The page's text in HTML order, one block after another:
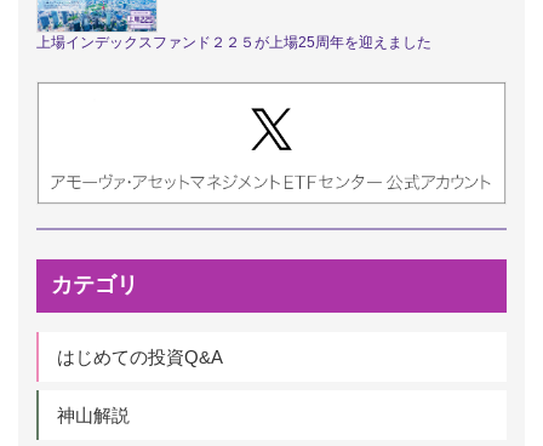
上場インデックスファンド２２５が上場25周年を迎えました
カテゴリ
はじめての投資Q&A
神山解説